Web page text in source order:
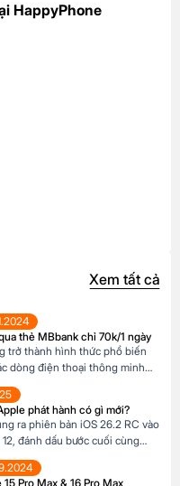
HappyPhone
Xem tất cả
thẻ MBbank chỉ 70k/1 ngày
trở thành hình thức phổ biến
dòng điện thoại thông minh
của nhiều người Tại Happy
lựa chọn chương trình trả […]
phát hành có gì mới?
ra phiên bản iOS 26.2 RC vào
đánh dấu bước cuối cùng
một số cải tiến thú vị, tập trung
Pro Max & 16 Pro Max